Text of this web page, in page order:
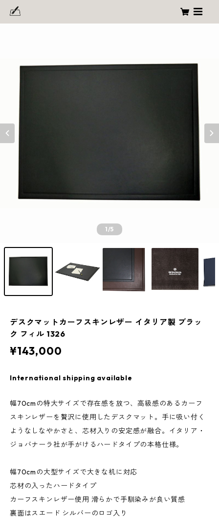
1/5
デスクマットカーフスキンレザー イタリア製 ブラッ
ク フィル 1326
¥143,000
International shipping available
幅70cmの特大サイズで存在感を放つ、高級感のあるカーフ
スキンレザーを贅沢に使用したデスクマット。手に吸い付く
ようなしなやかさと、芯材入りの安定感が融合。イタリア・
ジョバナーラ社が手がけるハードタイプの本格仕様。
幅70cmの大型サイズで大きな机に対応
芯材の入ったハードタイプ
カーフスキンレザー使用 滑らかで手馴染みが良い質感
裏面はスエード シルバーのロゴ入り